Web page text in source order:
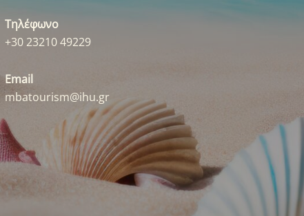
Τηλέφωνο
+30 23210 49229
Email
mbatourism@ihu.gr